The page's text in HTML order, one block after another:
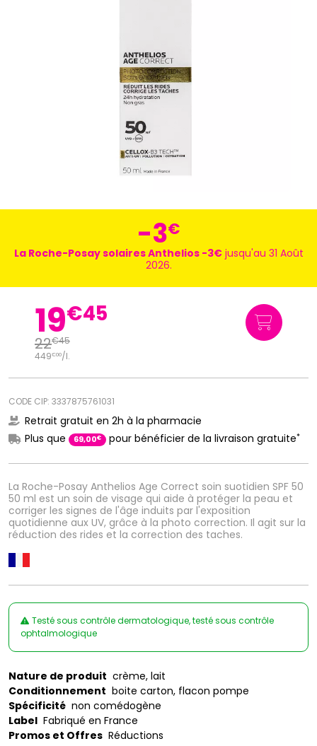
La Roche-Posay Anthelios Age Correct soin suotidien SPF 50
50 ml est un soin de visage qui aide à protéger la peau et
corriger les signes de l'âge induits par l'exposition
quotidienne aux UV, grâce à la photo correction. Il agit sur la
réduction des rides et la correction des taches.
-3€
La Roche-Posay solaires Anthelios -3€jusqu'au 31 Août
2026.
19€45
22€45
449€00/l.
CODE CIP: 3337875761031
Retrait gratuit en 2h à la pharmacie
Plus que
69,00€ pour bénéficier de la livraison gratuite*
Testé sous contrôle dermatologique, testé sous contrôle
ophtalmologique
Nature de produit crème, lait
Conditionnement boite carton, flacon pompe
Spécificité non comédogène
Label Fabriqué en France
Promos et Offres Réductions